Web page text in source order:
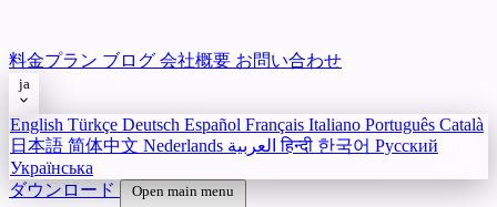
料金プラン ブログ 会社概要 お問い合わせ
ja
English Türkçe Deutsch Español Français Italiano Português Català
日本語 简体中文 Nederlands العربيةहिन्दी 한국어 Русский
Українська
ダウンロード
Open main menu